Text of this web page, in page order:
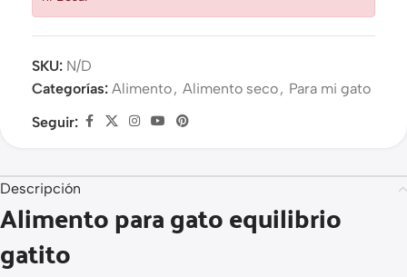
SKU: N/D
Categorías: Alimento, Alimento seco, Para mi gato
Seguir:
Descripción
Alimento para gato equilibrio
gatito